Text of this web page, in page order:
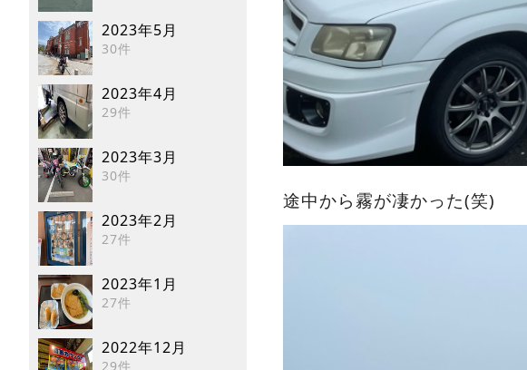
2023年5月
30件
2023年4月
29件
2023年3月
30件
2023年2月
27件
2023年1月
27件
2022年12月
29件
途中から霧が凄かった(笑)